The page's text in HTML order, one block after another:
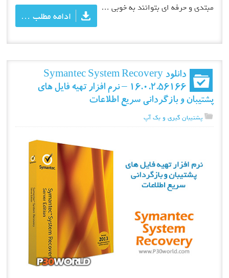
مبتدی و حرفه ای بتوانند به خوبی …
ادامه مطلب …
دانلود Symantec System Recovery
16.0.2.56166 – نرم افزار تهیه فایل های
پشتیبان و بازگردانی سریع اطلاعات
پشتیبان گیری و بک آپ